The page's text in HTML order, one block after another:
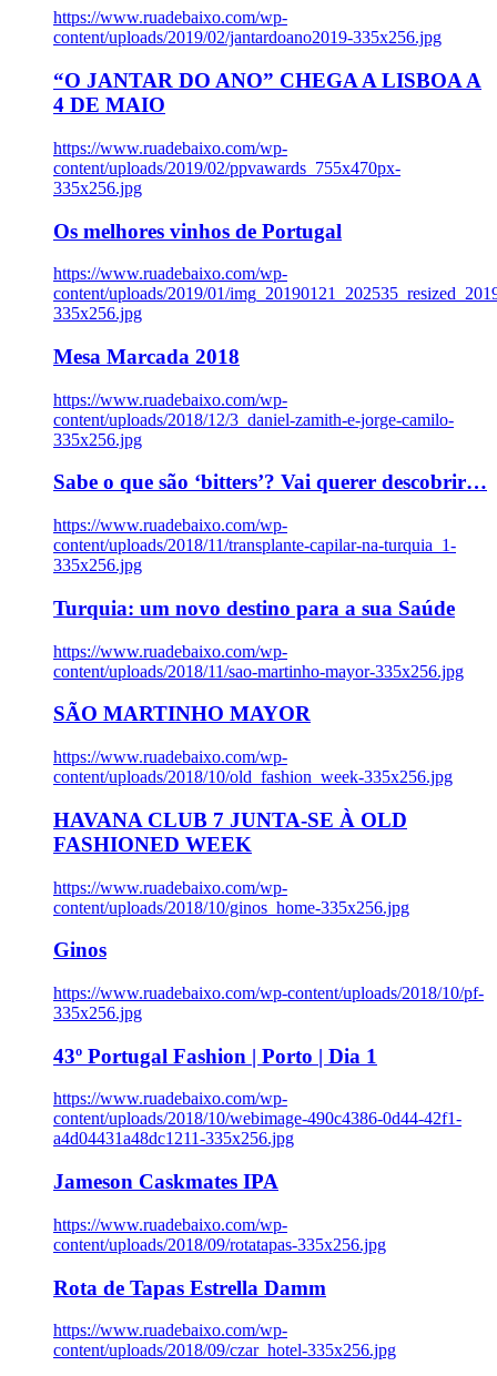
https://www.ruadebaixo.com/wp-
content/uploads/2019/02/jantardoano2019-335x256.jpg
“O JANTAR DO ANO” CHEGA A LISBOA A
4 DE MAIO
https://www.ruadebaixo.com/wp-
content/uploads/2019/02/ppvawards_755x470px-
335x256.jpg
Os melhores vinhos de Portugal
https://www.ruadebaixo.com/wp-
content/uploads/2019/01/
335x256.jpg
Mesa Marcada 2018
https://www.ruadebaixo.com/wp-
content/uploads/2018/12/3_daniel-zamith-e-jorge-camilo-
335x256.jpg
Sabe o que são ‘bitters’? Vai querer descobrir…
https://www.ruadebaixo.com/wp-
content/uploads/2018/11/transplante-capilar-na-turquia_1-
335x256.jpg
Turquia: um novo destino para a sua Saúde
https://www.ruadebaixo.com/wp-
content/uploads/2018/11/sao-martinho-mayor-335x256.jpg
SÃO MARTINHO MAYOR
https://www.ruadebaixo.com/wp-
content/uploads/2018/10/old_fashion_week-335x256.jpg
HAVANA CLUB 7 JUNTA-SE À OLD
FASHIONED WEEK
https://www.ruadebaixo.com/wp-
content/uploads/2018/10/ginos_home-335x256.jpg
Ginos
https://www.ruadebaixo.com/wp-content/uploads/2018/10/pf-
335x256.jpg
43º Portugal Fashion | Porto | Dia 1
https://www.ruadebaixo.com/wp-
content/uploads/2018/10/webimage-490c4386-0d44-42f1-
a4d04431a48dc1211-335x256.jpg
Jameson Caskmates IPA
https://www.ruadebaixo.com/wp-
content/uploads/2018/09/rotatapas-335x256.jpg
Rota de Tapas Estrella Damm
https://www.ruadebaixo.com/wp-
content/uploads/2018/09/czar_hotel-335x256.jpg